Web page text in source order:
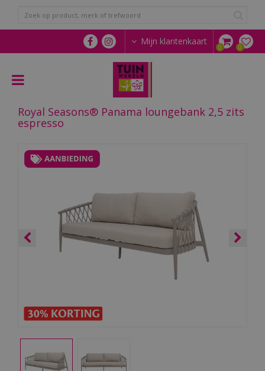
n
a
Mijn klantenkaart
Royal Seasons® Panama loungebank 2,5 zits
espresso